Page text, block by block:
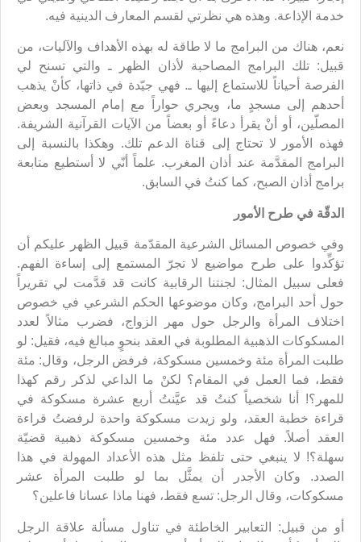
خدمة الإذاعة. وهذه هي نظرتي لقسم المعارف الدينية فيه.
نعم، هناك من البرامج ما لا طاقة له بهذه الأهداف والآليات، من
قبيل: تلك البرامج المصاحبة لأذان الظهر ـ والتي تسنح لي
الفرصة أحياناً للاستماع إليها ـ. فهي جيّدة في ذاتها، كأنْ يذهب
أحدهم إلى مسجدٍ ما، ويجري حواراً مع إمام المسجد وبعض
المصلّين، أو أنْ يقرأ دعاءً أو بعضاً من الآيات القرآنية الشريفة.
فهذه الأمور لا تحتاج إلى قناة الدعم تلك. وهكذا بالنسبة إلى
البرامج المقدَّمة عند أذان المغرب. علماً أنّي لا أستطيع متابعة
برامج أذان الصبح، كما كنتُ في السابق.
الدقّة في طرح الأمور
وفي خصوص المسائل الشرعية المقدّمة قبيل الظهر عليكم أن
تؤكِّدوا على طرح مواضيع لا تجرّ المستمع إلى إساءة الفهم.
فعلى سبيل المثال: لجنتنا الرقابية كانت قد قدَّمت لي تقريراً
حول أحد البرامج، وكان موضوعها الحكم الشرعي في خصوص
اختلاف المرأة والرجل حول مهر الزواج، فضرب مثالاً لعدد
المسكوكات الذهبية المطلوبة في العقد بنحوٍ مبالغ فيه، فقيل: لو
طلبت المرأة مئة وخمسين مسكوكة، فرفض الرجل، وقال: مئة
فقط، فما العمل في المقام؟ لكنْ ما الداعي لذكر رقم كهذا
للمهر؟! أنا شخصياً كنتُ قد عيَّنتُ أربع عشرة مسكوكة في
قراءة خطبة العقد، ولو زيدت مسكوكة واحدة لرفضتُ قراءة
العقد أصلاً. فهل عدد مئة وخمسين مسكوكة ذهبية قضيّة
سهلة؟! لا ينبغي حتى تلفظ مثل هذه الأعداد المهولة في هذا
الصدد. وكان الأجدر أن يمثَّل بما لو طلبت المرأة عشر
مسكوكات، وقال الرجل: تسع فقط، فهنا ماذا عسانا فاعلين؟
أو من قبيل: التعابير الخاطئة في تناول مسألة علاقة الرجل